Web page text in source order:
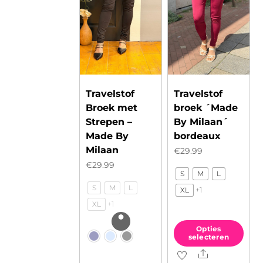
Travelstof
Broek met
Strepen –
Made By
Milaan
€29.99
S M
L
XL
+1
Travelstof
broek ´Made
By Milaan´
bordeaux
€29.99
S M
L
XL
+1
Opties
selecteren
Dit
Share